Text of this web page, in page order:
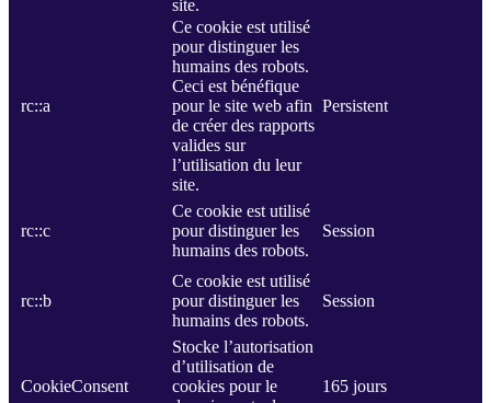
site.
rc::a
Ce cookie est utilisé
pour distinguer les
humains des robots.
Ceci est bénéfique
pour le site web afin
de créer des rapports
valides sur
l’utilisation du leur
site.
Persistent
rc::c
Ce cookie est utilisé
pour distinguer les
humains des robots.
Session
rc::b
Ce cookie est utilisé
pour distinguer les
humains des robots.
Session
CookieConsent
Stocke l’autorisation
d’utilisation de
cookies pour le
165 jours